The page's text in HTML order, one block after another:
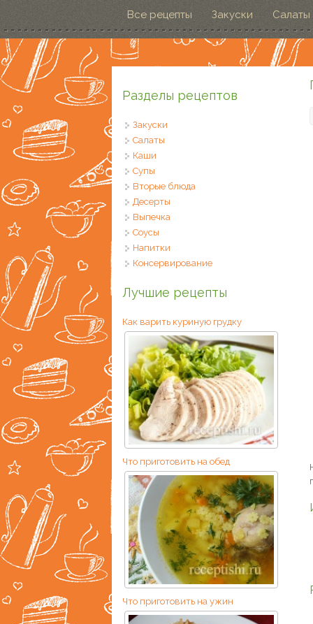
Все рецепты Закуски Салаты
Разделы рецептов
Закуски
Салаты
Каши
Супы
Вторые блюда
Десерты
Выпечка
Соусы
Напитки
Консервирование
Лучшие рецепты
Как варить куриную грудку
Что приготовить на обед
Что приготовить на ужин